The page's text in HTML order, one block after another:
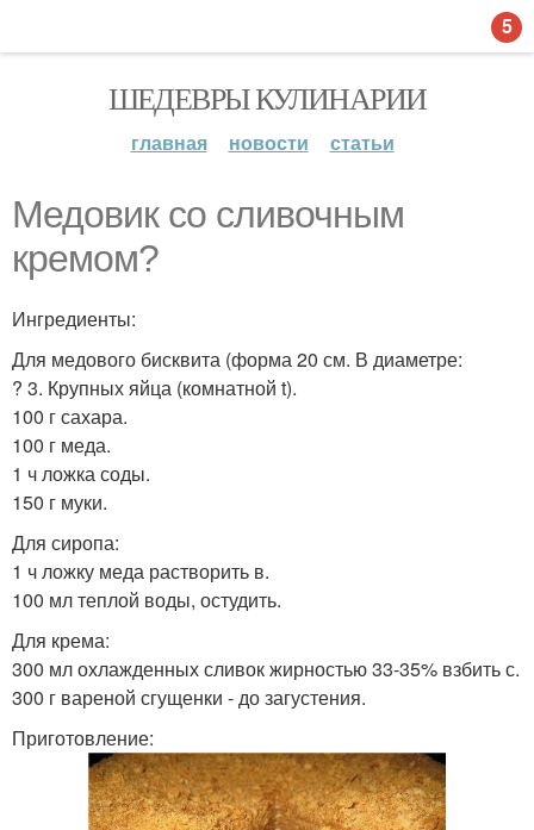
ШЕДЕВРЫ КУЛИНАРИИ
главная новости статьи
Медовик со сливочным
кремом?
Ингредиенты:
Для медового бисквита (форма 20 см. В диаметре:
? 3. Крупных яйца (комнатной t).
100 г сахара.
100 г меда.
1 ч ложка соды.
150 г муки.
Для сиропа:
1 ч ложку меда растворить в.
100 мл теплой воды, остудить.
Для крема:
300 мл охлажденных сливок жирностью 33-35% взбить с.
300 г вареной сгущенки - до загустения.
Приготовление:
5